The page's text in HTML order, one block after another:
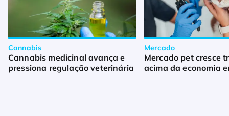
Cannabis
Cannabis medicinal avança e
pressiona regulação veterinária
Mercado
Mercado pet cresce
acima da economia